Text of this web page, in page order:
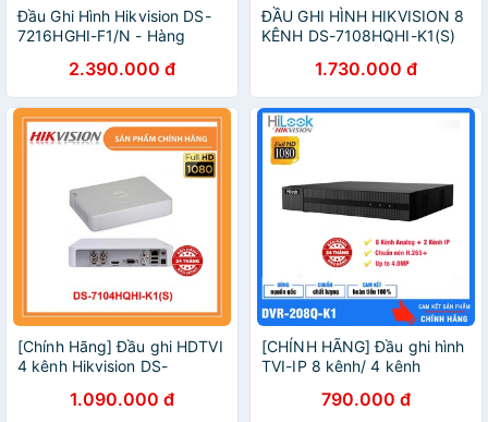
Đầu Ghi Hình Hikvision DS-
7216HGHI-F1/N - Hàng
2.390.000 đ
ĐẦU GHI HÌNH HIKVISION 8
KÊNH DS-7108HQHI-K1(S)
CAMERA 4.0MP
1.730.000 đ
[Chính Hãng] Đầu ghi HDTVI
4 kênh Hikvision DS-
HD 4.0) - Hàng chính hãng
1.090.000 đ
[CHÍNH HÃNG] Đầu ghi hình
TVI-IP 8 kênh/ 4 kênh
DVR-204Q-K1(S) Upto 4MP
790.000 đ